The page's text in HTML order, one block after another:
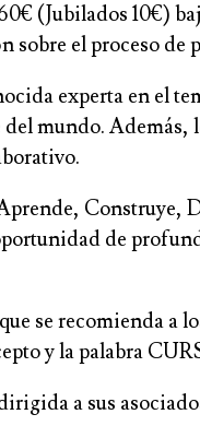
(Jubilados 10€)
sobre el proceso
experta en el
mundo.
Construye,
de
se recomienda a
y la palabra
a sus